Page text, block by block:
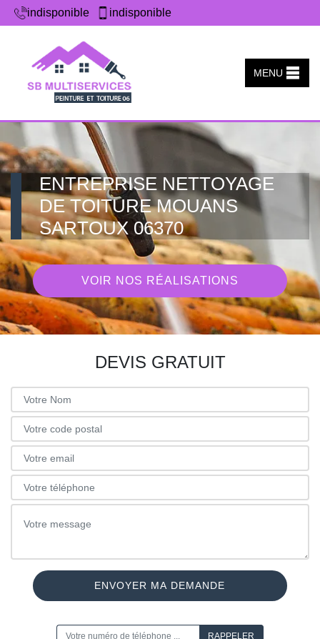
indisponible indisponible
MENU
ENTREPRISE NETTOYAGE
DE TOITURE MOUANS
SARTOUX 06370
VOIR NOS RÉALISATIONS
DEVIS GRATUIT